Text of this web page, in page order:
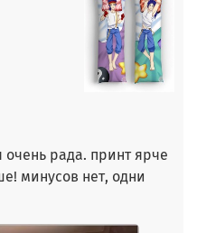
рада. принт ярче
минусов нет, одни